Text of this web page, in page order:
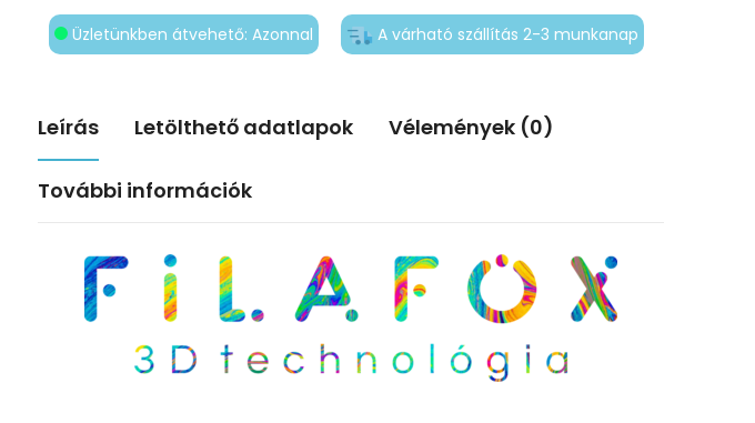
Üzletünkben átvehető: Azonnal A várható szállítás 2-3 munkanap
Leírás Letölthető adatlapok Vélemények (0)
További információk